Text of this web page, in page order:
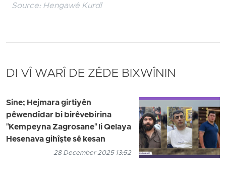
Source: Hengawê Kurdî
DI VÎ WARÎ DE ZÊDE BIXWÎNIN
Sine; Hejmara girtiyên
pêwendîdar bi birêvebirina
"Kempeyna Zagrosane" li Qelaya
Hesenava gihîşte sê kesan
28 December 2025 13:52